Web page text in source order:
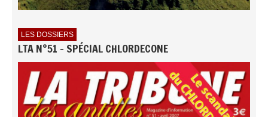
LES DOSSIERS
LTA N°51 - SPÉCIAL CHLORDECONE